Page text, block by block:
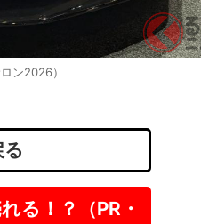
ン2026）
る！？（PR・